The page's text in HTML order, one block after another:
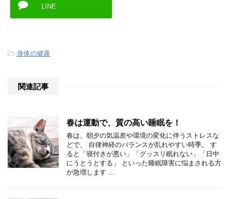
LINE
-身体の健康
関連記事
春は運動で、質の高い睡眠を！
春は、朝夕の気温差や環境の変化に伴うストレスな
どで、 自律神経のバランスが乱れやすい時季。 す
ると「寝付きが悪い」「グッスリ眠れない」「日中
にうとうとする」 といった睡眠障害に悩まされる方
が急増します …